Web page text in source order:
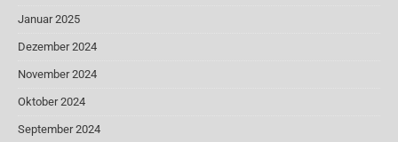
Januar 2025
Dezember 2024
November 2024
Oktober 2024
September 2024